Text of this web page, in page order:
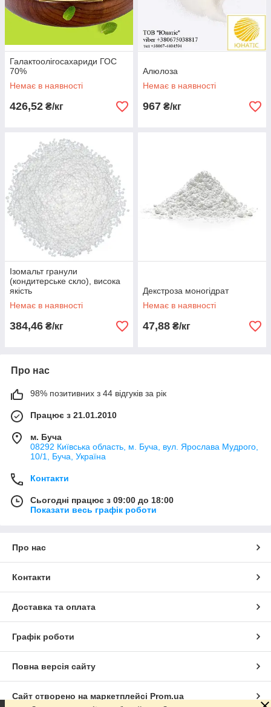
Галактоолігосахариди ГОС
70%
Немає в наявності
426,52 ₴/кг
Алюлоза
Немає в наявності
967 ₴/кг
Ізомальт гранули
(кондитерське скло), висока
якість
Немає в наявності
384,46 ₴/кг
Декстроза моногідрат
Немає в наявності
47,88 ₴/кг
Про нас
98% позитивних з 44 відгуків за рік
Працює з 21.01.2010
м. Буча
08292 Київська область, м. Буча, вул. Ярослава Мудрого,
10/1, Буча, Україна
Контакти
Сьогодні працює з 09:00 до 18:00
Показати весь графік роботи
Про нас
Контакти
Доставка та оплата
Графік роботи
Повна версія сайту
Сайт створено на маркетплейсі Prom.ua